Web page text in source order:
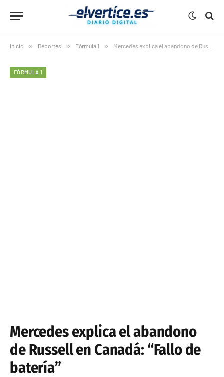
Inicio » Deportes » Fórmula 1 » Mercedes explica el abandono de Russell en Canadá: “Fallo de batería”
FÓRMULA 1
Mercedes explica el abandono
de Russell en Canadá: “Fallo de
batería”